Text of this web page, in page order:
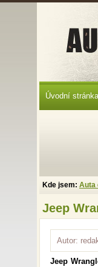
Jeep
Autor:
Jeep
Úvodní stránka
Kde jsem: Auta